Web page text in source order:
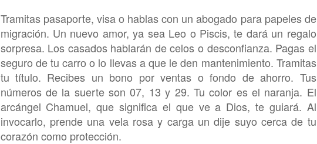
Tramitas pasaporte, visa o hablas con un abogado para papeles de
migración. Un nuevo amor, ya sea Leo o Piscis, te dará un regalo
sorpresa. Los casados hablarán de celos o desconfianza. Pagas el
seguro de tu carro o lo llevas a que le den mantenimiento. Tramitas
tu título. Recibes un bono por ventas o fondo de ahorro. Tus
números de la suerte son 07, 13 y 29. Tu color es el naranja. El
arcángel Chamuel, que significa el que ve a Dios, te guiará. Al
invocarlo, prende una vela rosa y carga un dije suyo cerca de tu
corazón como protección.